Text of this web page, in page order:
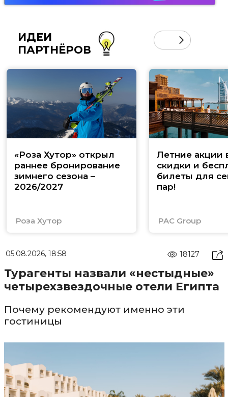
ИДЕИ
ПАРТНЁРОВ
«Роза Хутор» открыл
раннее бронирование
зимнего сезона –
2026/2027
Роза Хутор
Летние акции
скидки и
билеты для
пар!
PAC Group
05.08.2026, 18:58 18127
Турагенты назвали «нестыдные»
четырехзвездочные отели Египта
Почему рекомендуют именно эти
гостиницы